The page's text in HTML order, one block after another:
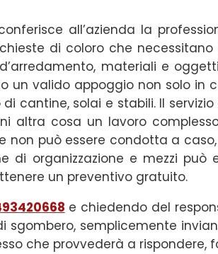
all’azienda la
di coloro che
materiali e
un valido appoggio non solo
cantine, solai e stabili. Il
altra cosa un lavoro
non può essere condotta a
di organizzazione e mezzi
un preventivo gratuito.
e chiedendo del
sgombero, semplicemente
che provvederà a